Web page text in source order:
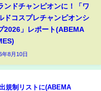
ンドチャンピオンに！「ワ
ドコスプレチャンピオンシ
2026」レポート(ABEMA
年8月10日
規制リストに(ABEMA